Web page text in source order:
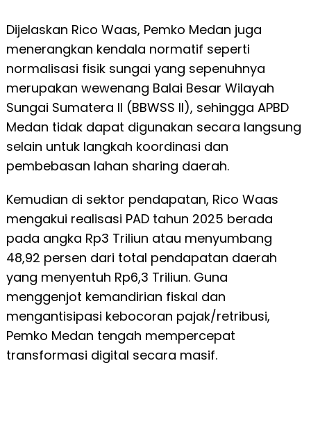
Dijelaskan Rico Waas, Pemko Medan juga
menerangkan kendala normatif seperti
normalisasi fisik sungai yang sepenuhnya
merupakan wewenang Balai Besar Wilayah
Sungai Sumatera II (BBWSS II), sehingga APBD
Medan tidak dapat digunakan secara langsung
selain untuk langkah koordinasi dan
pembebasan lahan sharing daerah.
Kemudian di sektor pendapatan, Rico Waas
mengakui realisasi PAD tahun 2025 berada
pada angka Rp3 Triliun atau menyumbang
48,92 persen dari total pendapatan daerah
yang menyentuh Rp6,3 Triliun. Guna
menggenjot kemandirian fiskal dan
mengantisipasi kebocoran pajak/retribusi,
Pemko Medan tengah mempercepat
transformasi digital secara masif.